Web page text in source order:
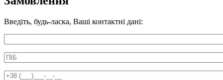
Введіть, будь-ласка, Ваші контактні дані:
ПІБ
Телефон